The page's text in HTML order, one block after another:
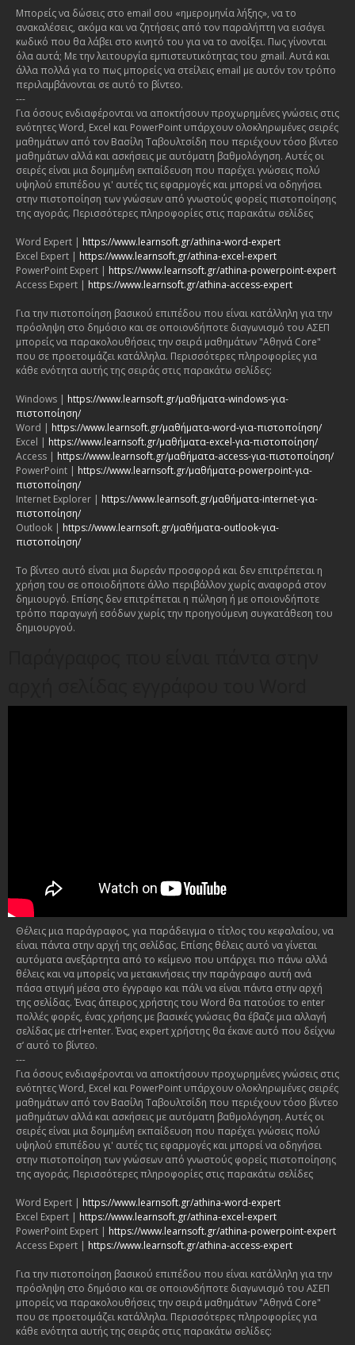
Μπορείς να δώσεις στο email σου «ημερομηνία λήξης», να το
ανακαλέσεις, ακόμα και να ζητήσεις από τον παραλήπτη να εισάγει
κωδικό που θα λάβει στο κινητό του για να το ανοίξει. Πως γίνονται
όλα αυτά; Με την λειτουργία εμπιστευτικότητας του gmail. Αυτά και
άλλα πολλά για το πως μπορείς να στείλεις email με αυτόν τον τρόπο
περιλαμβάνονται σε αυτό το βίντεο.
---
Για όσους ενδιαφέρονται να αποκτήσουν προχωρημένες γνώσεις στις
ενότητες Word, Excel και PowerPoint υπάρχουν ολοκληρωμένες σειρές
μαθημάτων από τον Βασίλη Ταβουλτσίδη που περιέχουν τόσο βίντεο
μαθημάτων αλλά και ασκήσεις με αυτόματη βαθμολόγηση. Αυτές οι
σειρές είναι μια δομημένη εκπαίδευση που παρέχει γνώσεις πολύ
υψηλού επιπέδου γι' αυτές τις εφαρμογές και μπορεί να οδηγήσει
στην πιστοποίηση των γνώσεων από γνωστούς φορείς πιστοποίησης
της αγοράς. Περισσότερες πληροφορίες στις παρακάτω σελίδες
Word Expert | https://www.learnsoft.gr/athina-word-expert
Excel Expert | https://www.learnsoft.gr/athina-excel-expert
PowerPoint Expert | https://www.learnsoft.gr/athina-powerpoint-expert
Access Expert | https://www.learnsoft.gr/athina-access-expert
Για την πιστοποίηση βασικού επιπέδου που είναι κατάλληλη για την
πρόσληψη στο δημόσιο και σε οποιονδήποτε διαγωνισμό του ΑΣΕΠ
μπορείς να παρακολουθήσεις την σειρά μαθημάτων "Αθηνά Core"
που σε προετοιμάζει κατάλληλα. Περισσότερες πληροφορίες για
κάθε ενότητα αυτής της σειράς στις παρακάτω σελίδες:
Windows | https://www.learnsoft.gr/μαθήματα-windows-για-
πιστοποίηση/
Word | https://www.learnsoft.gr/μαθήματα-word-για-πιστοποίηση/
Excel | https://www.learnsoft.gr/μαθήματα-excel-για-πιστοποίηση/
Access | https://www.learnsoft.gr/μαθήματα-access-για-πιστοποίηση/
PowerPoint | https://www.learnsoft.gr/μαθήματα-powerpoint-για-
πιστοποίηση/
Internet Explorer | https://www.learnsoft.gr/μαθήματα-internet-για-
πιστοποίηση/
Outlook | https://www.learnsoft.gr/μαθήματα-outlook-για-
πιστοποίηση/
Το βίντεο αυτό είναι μια δωρεάν προσφορά και δεν επιτρέπεται η
χρήση του σε οποιοδήποτε άλλο περιβάλλον χωρίς αναφορά στον
δημιουργό. Επίσης δεν επιτρέπεται η πώληση ή με οποιονδήποτε
τρόπο παραγωγή εσόδων χωρίς την προηγούμενη συγκατάθεση του
δημιουργού.
Θέλεις μια παράγραφος, για παράδειγμα ο τίτλος του κεφαλαίου, να
είναι πάντα στην αρχή της σελίδας. Επίσης θέλεις αυτό να γίνεται
αυτόματα ανεξάρτητα από το κείμενο που υπάρχει πιο πάνω αλλά
θέλεις και να μπορείς να μετακινήσεις την παράγραφο αυτή ανά
πάσα στιγμή μέσα στο έγγραφο και πάλι να είναι πάντα στην αρχή
της σελίδας. Ένας άπειρος χρήστης του Word θα πατούσε το enter
πολλές φορές, ένας χρήσης με βασικές γνώσεις θα έβαζε μια αλλαγή
σελίδας με ctrl+enter. Ένας expert χρήστης θα έκανε αυτό που δείχνω
σ’ αυτό το βίντεο.
---
Για όσους ενδιαφέρονται να αποκτήσουν προχωρημένες γνώσεις στις
ενότητες Word, Excel και PowerPoint υπάρχουν ολοκληρωμένες σειρές
μαθημάτων από τον Βασίλη Ταβουλτσίδη που περιέχουν τόσο βίντεο
μαθημάτων αλλά και ασκήσεις με αυτόματη βαθμολόγηση. Αυτές οι
σειρές είναι μια δομημένη εκπαίδευση που παρέχει γνώσεις πολύ
υψηλού επιπέδου γι' αυτές τις εφαρμογές και μπορεί να οδηγήσει
στην πιστοποίηση των γνώσεων από γνωστούς φορείς πιστοποίησης
της αγοράς. Περισσότερες πληροφορίες στις παρακάτω σελίδες
Word Expert | https://www.learnsoft.gr/athina-word-expert
Excel Expert | https://www.learnsoft.gr/athina-excel-expert
PowerPoint Expert | https://www.learnsoft.gr/athina-powerpoint-expert
Access Expert | https://www.learnsoft.gr/athina-access-expert
Για την πιστοποίηση βασικού επιπέδου που είναι κατάλληλη για την
πρόσληψη στο δημόσιο και σε οποιονδήποτε διαγωνισμό του ΑΣΕΠ
μπορείς να παρακολουθήσεις την σειρά μαθημάτων "Αθηνά Core"
που σε προετοιμάζει κατάλληλα. Περισσότερες πληροφορίες για
κάθε ενότητα αυτής της σειράς στις παρακάτω σελίδες: